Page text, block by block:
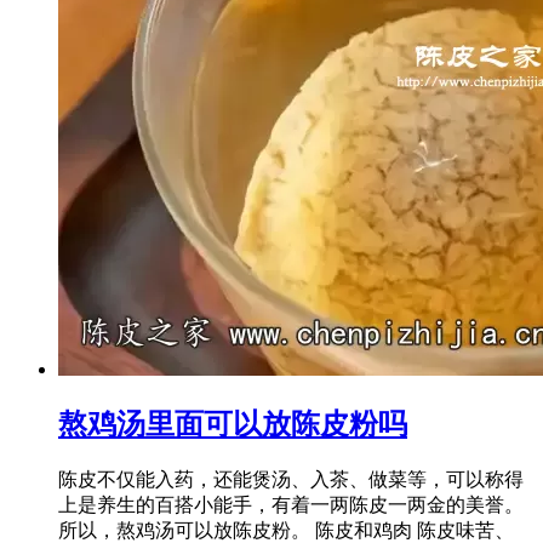
熬鸡汤里面可以放陈皮粉吗
陈皮不仅能入药，还能煲汤、入茶、做菜等，可以称得
上是养生的百搭小能手，有着一两陈皮一两金的美誉。
所以，熬鸡汤可以放陈皮粉。 陈皮和鸡肉 陈皮味苦、